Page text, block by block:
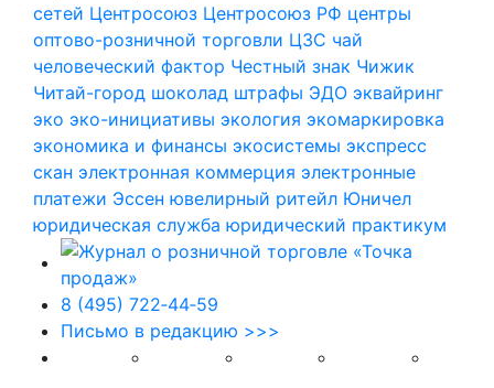
сетей Центросоюз Центросоюз РФ центры
оптово-розничной торговли ЦЗС чай
человеческий фактор Честный знак Чижик
Читай-город шоколад штрафы ЭДО эквайринг
эко эко-инициативы экология экомаркировка
экономика и финансы экосистемы экспресс
скан электронная коммерция электронные
платежи Эссен ювелирный ритейл Юничел
юридическая служба юридический практикум
8 (495) 722‑44‑59
Письмо в редакцию >>>